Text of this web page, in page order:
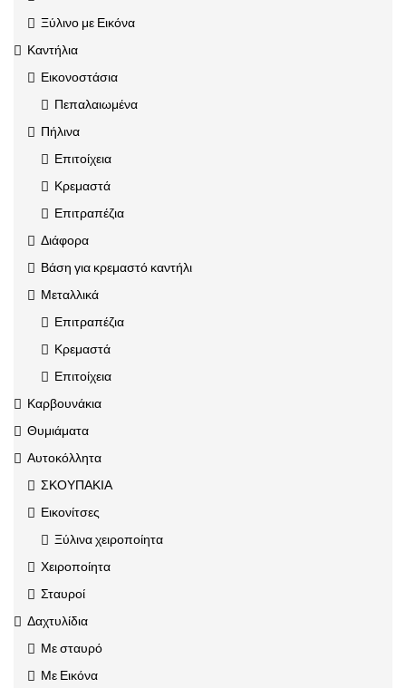
Ξύλινο με Εικόνα
Καντήλια
Εικονοστάσια
Πεπαλαιωμένα
Πήλινα
Επιτοίχεια
Κρεμαστά
Επιτραπέζια
Διάφορα
Βάση για κρεμαστό καντήλι
Μεταλλικά
Επιτραπέζια
Κρεμαστά
Επιτοίχεια
Καρβουνάκια
Θυμιάματα
Αυτοκόλλητα
ΣΚΟΥΠΑΚΙΑ
Εικονίτσες
Ξύλινα χειροποίητα
Χειροποίητα
Σταυροί
Δαχτυλίδια
Με σταυρό
Με Εικόνα